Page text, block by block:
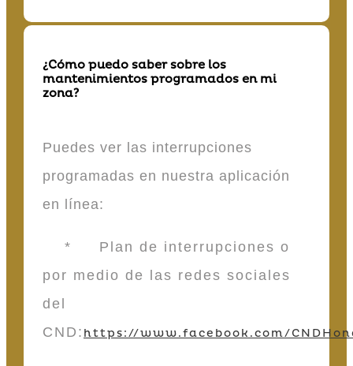
¿Cómo puedo saber sobre los
mantenimientos programados en mi
zona?
Puedes ver las interrupciones
programadas en nuestra aplicación
en línea:
* Plan de interrupciones o
por medio de las redes sociales
del
CND: https://www.facebook.com/